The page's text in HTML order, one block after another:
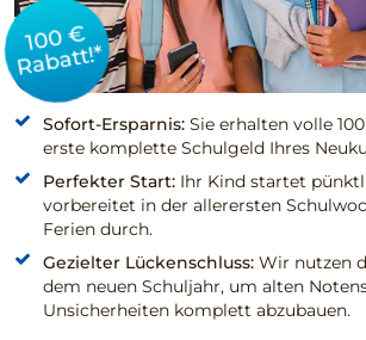
100 €
Rabatt!*
Sofort-Ersparnis: Sie erhalten volle
erste komplette Schulgeld Ihres
Perfekter Start: Ihr Kind startet
vorbereitet in der allerersten
Ferien durch.
Gezielter Lückenschluss: Wir nutzen
dem neuen Schuljahr, um alten
Unsicherheiten komplett abzubauen.